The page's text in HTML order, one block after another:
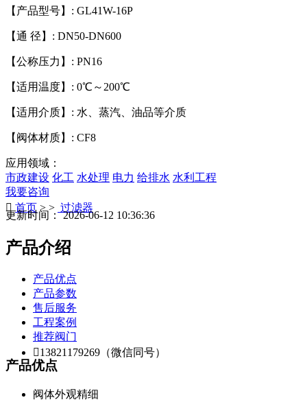
【产品型号】: GL41W-16P
【通 径】: DN50-DN600
【公称压力】: PN16
【适用温度】: 0℃～200℃
【适用介质】: 水、蒸汽、油品等介质
【阀体材质】: CF8
应用领域：
市政建设 化工 水处理 电力 给排水 水利工程
我要咨询
 首页 > > 过滤器
更新时间： 2026-06-12 10:36:36
产品介绍
产品优点
产品参数
售后服务
工程案例
推荐阀门
13821179269（微信同号）
产品优点
阀体外观精细